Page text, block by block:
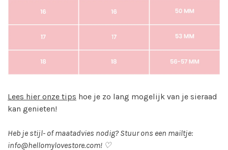
Lees hier onze tips hoe je zo lang mogelijk van je sieraad
kan genieten!
Heb je stijl- of maatadvies nodig? Stuur ons een mailtje:
info@hellomylovestore.com! ♡